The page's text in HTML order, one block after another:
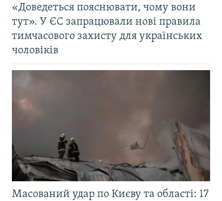
«Доведеться пояснювати, чому вони
тут». У ЄС запрацювали нові правила
тимчасового захисту для українських
чоловіків
Масований удар по Києву та області: 17